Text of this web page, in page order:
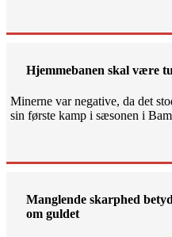
Hjemmebanen skal være
Minerne var negative, da det
sin første kamp i sæsonen i
Manglende skarphed
om guldet